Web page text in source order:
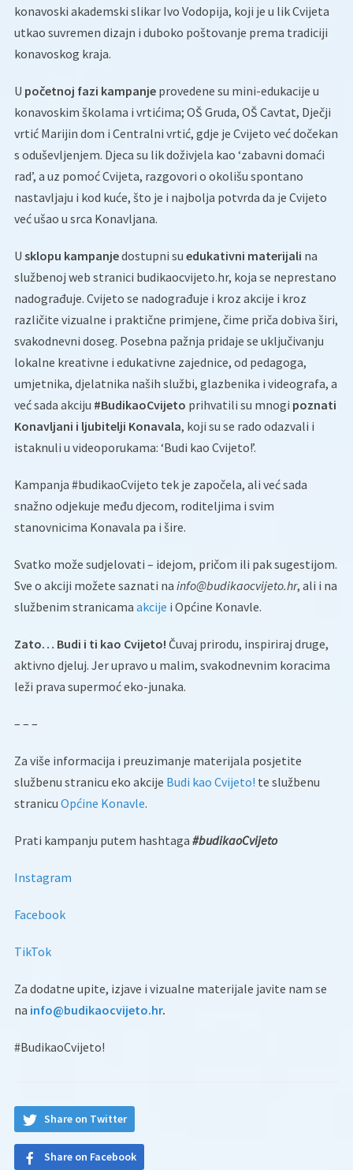
konavoski akademski slikar Ivo Vodopija, koji je u lik Cvijeta
utkao suvremen dizajn i duboko poštovanje prema tradiciji
konavoskog kraja.
U početnoj fazi kampanjeprovedene su mini-edukacije u
konavoskim školama i vrtićima; OŠ Gruda, OŠ Cavtat, Dječji
vrtić Marijin dom i Centralni vrtić, gdje je Cvijeto već dočekan
s oduševljenjem. Djeca su lik doživjela kao ‘zabavni domaći
rad’, a uz pomoć Cvijeta, razgovori o okolišu spontano
nastavljaju i kod kuće, što je i najbolja potvrda da je Cvijeto
već ušao u srca Konavljana.
U sklopu kampanjedostupni su edukativni materijali na
službenoj web stranici budikaocvijeto.hr, koja se neprestano
nadograđuje. Cvijeto se nadograđuje i kroz akcije i kroz
različite vizualne i praktične primjene, čime priča dobiva širi,
svakodnevni doseg. Posebna pažnja pridaje se uključivanju
lokalne kreativne i edukativne zajednice, od pedagoga,
umjetnika, djelatnika naših službi, glazbenika i videografa, a
već sada akciju #BudikaoCvijeto prihvatili su mnogi poznati
Konavljani i ljubitelji Konavala, koji su se rado odazvali i
istaknuli u videoporukama: ‘Budi kao Cvijeto!’.
Kampanja #budikaoCvijeto tek je započela, ali već sada
snažno odjekuje među djecom, roditeljima i svim
stanovnicima Konavala pa i šire.
Svatko može sudjelovati – idejom, pričom ili pak sugestijom.
Sve o akciji možete saznati na info@budikaocvijeto.hr, ali i na
službenim stranicama akcije i Općine Konavle.
Zato… Budi i ti kao Cvijeto! Čuvaj prirodu, inspiriraj druge,
aktivno djeluj. Jer upravo u malim, svakodnevnim koracima
leži prava supermoć eko-junaka.
– – –
Za više informacija i preuzimanje materijala posjetite
službenu stranicu eko akcije Budi kao Cvijeto! te službenu
stranicu Općine Konavle.
Prati kampanju putem hashtaga #budikaoCvijeto
Instagram
Facebook
TikTok
Za dodatne upite, izjave i vizualne materijale javite nam se
na info@budikaocvijeto.hr.
#BudikaoCvijeto!
Share on Twitter
Share on Facebook